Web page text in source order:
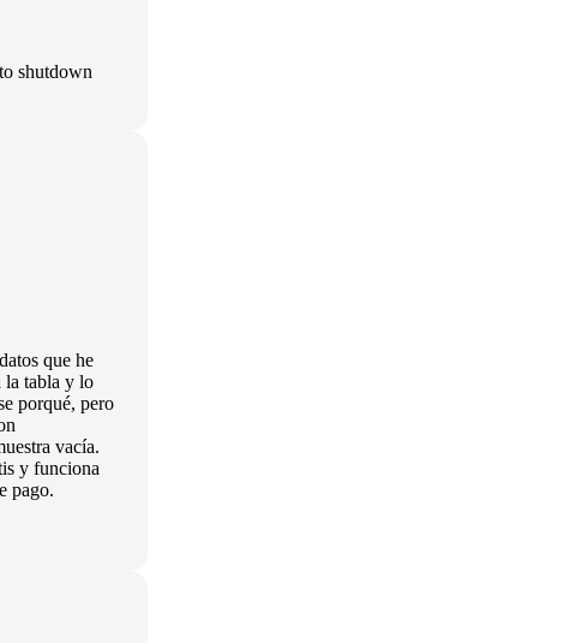
shutdown
que he
la tabla y lo
porqué, pero
vacía.
y funciona
pago.